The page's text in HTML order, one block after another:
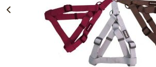
הוספה לעגלה